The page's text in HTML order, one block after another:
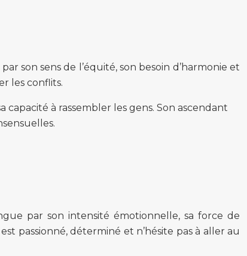
son sens de l’équité, son besoin d’harmonie et
les conflits.
à rassembler les gens. Son ascendant
par son intensité émotionnelle, sa force de
passionné, déterminé et n’hésite pas à aller au